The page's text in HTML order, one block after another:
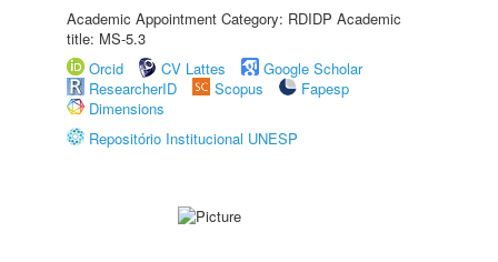
Academic Appointment Category: RDIDP Academic
title: MS-5.3
Orcid
CV Lattes
Google Scholar
ResearcherID
Scopus
Fapesp
Dimensions
Repositório Institucional UNESP